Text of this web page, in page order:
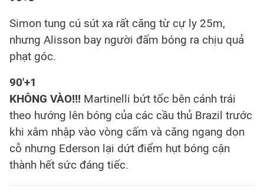
Simon tung cú sút xa rất căng từ cự ly 25m,
nhưng Alisson bay người đấm bóng ra chịu quả
phạt góc.​
90'+1
KHÔNG VÀO!!! Martinelli bứt tốc bên cánh trái
theo hướng lên bóng của các cầu thủ Brazil trước
khi xâm nhập vào vòng cấm và căng ngang dọn
cỗ nhưng Ederson lại dứt điểm hụt bóng cận
thành hết sức đáng tiếc.